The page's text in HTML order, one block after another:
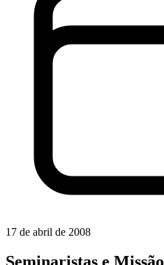
17 de abril de 2008
Seminaristas e Missão